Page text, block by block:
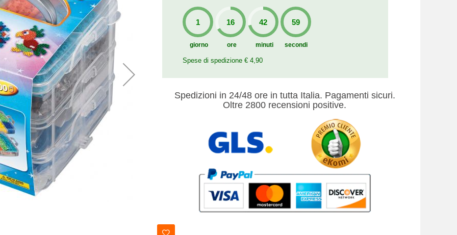
giorno ore minuti secondi
Spese di spedizione € 4,90
Spedizioni in 24/48 ore in tutta Italia. Pagamenti sicuri.
Oltre 2800 recensioni positive.